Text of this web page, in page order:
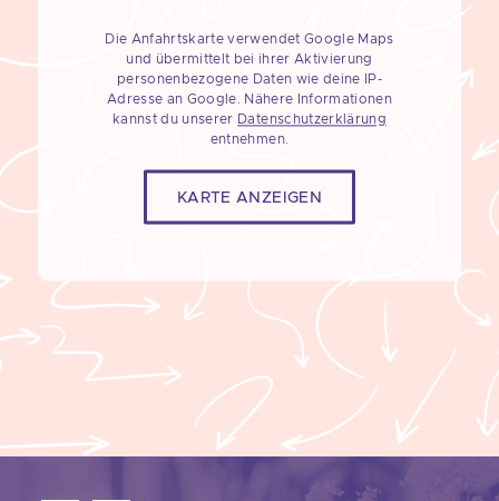
Die Anfahrtskarte verwendet Google Maps
und übermittelt bei ihrer Aktivierung
personenbezogene Daten wie deine IP-
Adresse an Google. Nähere Informationen
kannst du unserer Datenschutzerklärung
entnehmen.
KARTE ANZEIGEN